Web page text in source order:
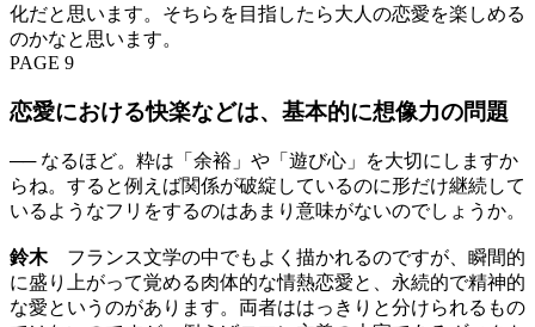
化だと思います。そちらを目指したら大人の恋愛を楽しめる
のかなと思います。
PAGE 9
恋愛における快楽などは、基本的に想像力の問題
── なるほど。粋は「余裕」や「遊び心」を大切にしますか
らね。すると例えば関係が破綻しているのに形だけ継続して
いるようなフリをするのはあまり意味がないのでしょうか。
鈴木フランス文学の中でもよく描かれるのですが、瞬間的
に盛り上がって覚める肉体的な情熱恋愛と、永続的で精神的
な愛というのがあります。両者ははっきりと分けられるもの